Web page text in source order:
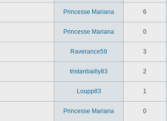
Princesse Mariana 6
Princesse Mariana 0
Raverance59 3
tristanbailly83 2
Loupp83 1
Princesse Mariana 0